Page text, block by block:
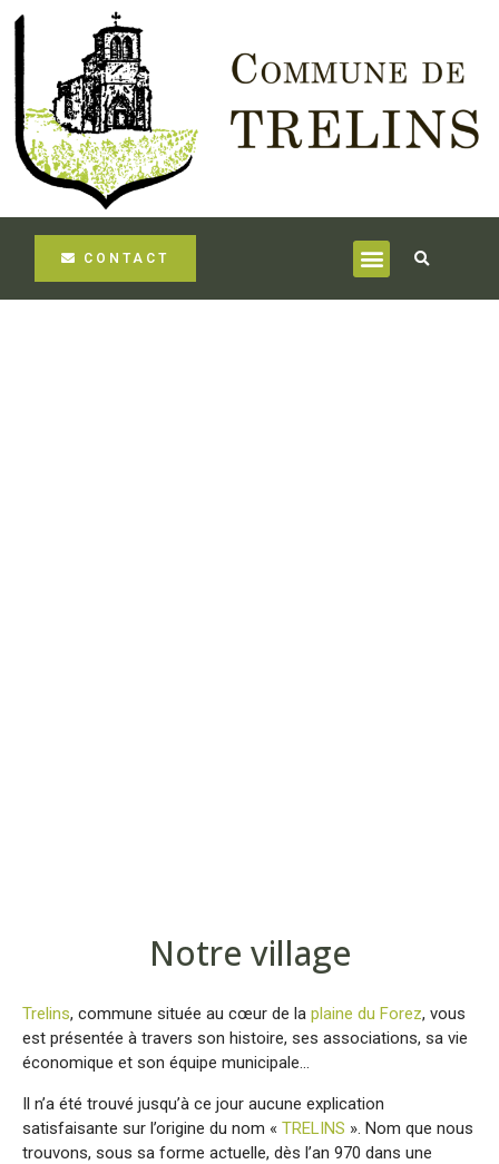
CONTACT
Notre village
Trelins, commune située au cœur de la plaine du Forez, vous
est présentée à travers son histoire, ses associations, sa vie
économique et son équipe municipale…
Il n’a été trouvé jusqu’à ce jour aucune explication
satisfaisante sur l’origine du nom « TRELINS ». Nom que nous
trouvons, sous sa forme actuelle, dès l’an 970 dans une